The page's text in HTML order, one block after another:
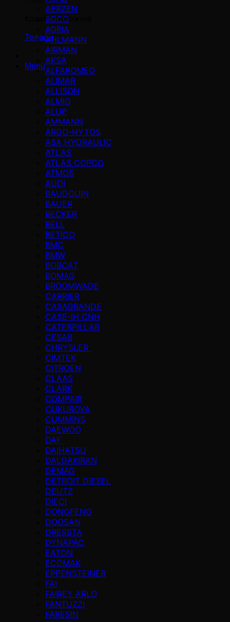
Кошик порожній
Товари
Menü
AERZEN
AGCO
AGRIA
AHLMANN
AIRMAN
AKSA
ALFAROMEO
ALIMAR
ALLISON
ALMiG
ALUP
AMMANN
ARGO-HYTOS
ASA HYDRAULIC
ATLAS
ATLAS COPCO
ATMOS
AUDI
BAUDOUIN
BAUER
BECKER
BELL
BETICO
BMC
BMW
BOBCAT
BOMAG
BROOMWADE
CARRIER
CASAGRANDE
CASE-IH CNH
CATERPILLAR
CESAB
CHRYSLER
CIMTEK
CITROEN
CLAAS
CLARK
COMPAIR
CUKUROVA
CUMMINS
DAEWOO
DAF
DAIHATSU
DALGAKIRAN
DEMAG
DETROIT DIESEL
DEUTZ
DIECI
DONGFENG
DOOSAN
DRESSTA
DYNAPAC
EATON
ECOMAK
EPPENSTEINER
FAI
FAIREY ARLO
FANTUZZI
FARESIN